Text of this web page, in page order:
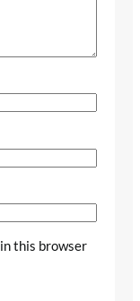
this browser